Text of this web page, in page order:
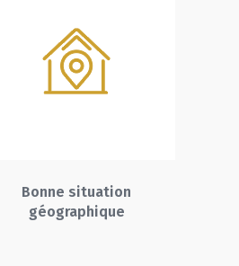
Bonne situation
géographique